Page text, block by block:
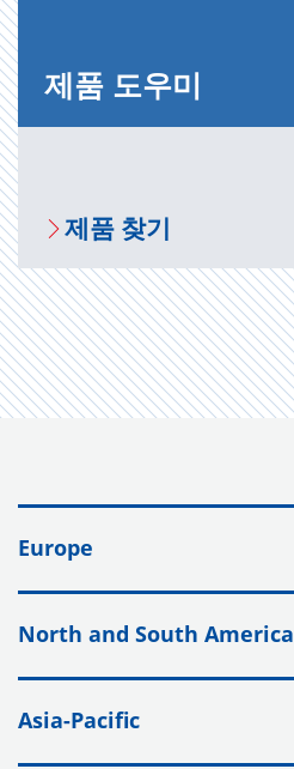
제품 도우미
제품 찾기
Europe
North and South America
Asia-Pacific